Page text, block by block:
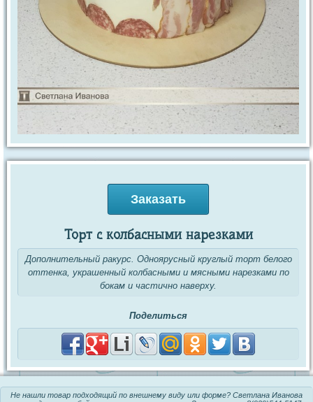
Заказать
Торт с колбасными нарезками
Дополнительный ракурс. Одноярусный круглый торт белого
оттенка, украшенный колбасными и мясными нарезками по
бокам и частично наверху.
Поделиться
Не нашли товар подходящий по внешнему виду или форме? Светлана Иванова